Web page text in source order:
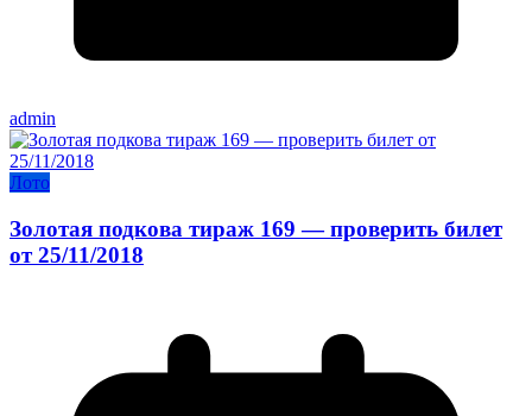
admin
Лото
Золотая подкова тираж 169 — проверить билет
от 25/11/2018